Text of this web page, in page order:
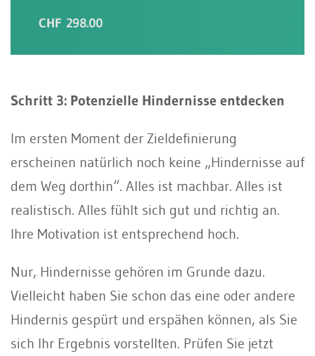
CHF 298.00
Schritt 3: Potenzielle Hindernisse entdecken
Im ersten Moment der Zieldefinierung
erscheinen natürlich noch keine „Hindernisse auf
dem Weg dorthin“. Alles ist machbar. Alles ist
realistisch. Alles fühlt sich gut und richtig an.
Ihre Motivation ist entsprechend hoch.
Nur, Hindernisse gehören im Grunde dazu.
Vielleicht haben Sie schon das eine oder andere
Hindernis gespürt und erspähen können, als Sie
sich Ihr Ergebnis vorstellten. Prüfen Sie jetzt